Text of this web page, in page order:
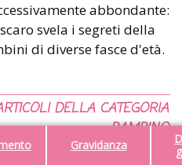
Gravidanza
abbondante:
svela i segreti della
di diverse fasce d'età.
DELLA CATEGORIA
BAMBINO